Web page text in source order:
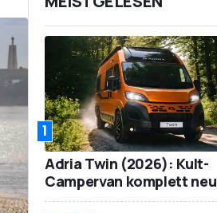
1
Adria Twin (2026): Kult-
Campervan komplett neu